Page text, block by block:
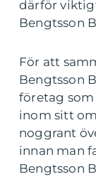
därför
Bengtsson
För att
Bengtsson
företag
inom sitt
noggrant
innan man
Bengtsson